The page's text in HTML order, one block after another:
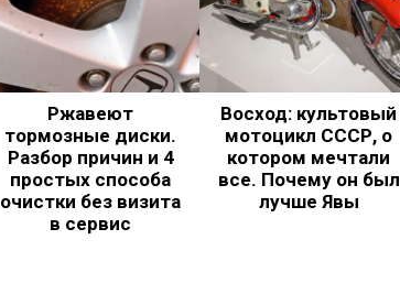
Ржавеют
тормозные диски.
Разбор причин и 4
простых способа
очистки без визита
в сервис
Восход: культовый
мотоцикл СССР, о
котором мечтали
все. Почему он был
лучше Явы